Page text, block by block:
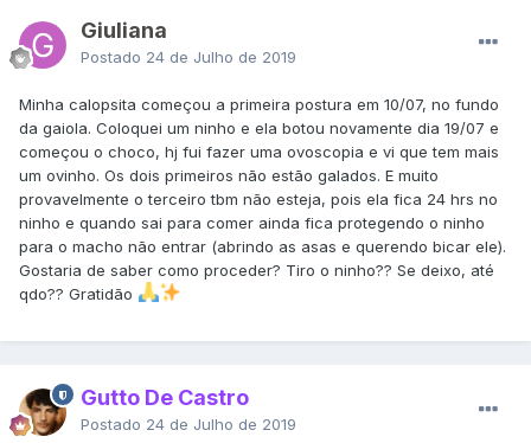
Giuliana
Postado 24 de Julho de 2019
Minha calopsita começou a primeira postura em 10/07, no fundo
da gaiola. Coloquei um ninho e ela botou novamente dia 19/07 e
começou o choco, hj fui fazer uma ovoscopia e vi que tem mais
um ovinho. Os dois primeiros não estão galados. E muito
provavelmente o terceiro tbm não esteja, pois ela fica 24 hrs no
ninho e quando sai para comer ainda fica protegendo o ninho
para o macho não entrar (abrindo as asas e querendo bicar ele).
Gostaria de saber como proceder? Tiro o ninho?? Se deixo, até
qdo?? Gratidão
Gutto De Castro
Postado 24 de Julho de 2019